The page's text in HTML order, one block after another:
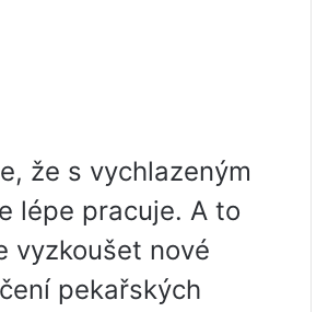
že s vychlazeným
lépe pracuje. A to
vyzkoušet nové
pekařských